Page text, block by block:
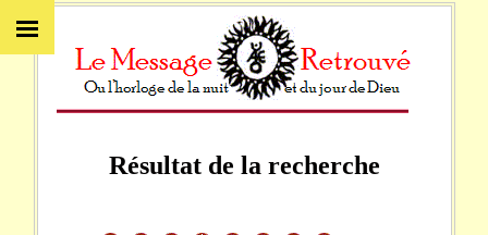
Résultat de la recherche